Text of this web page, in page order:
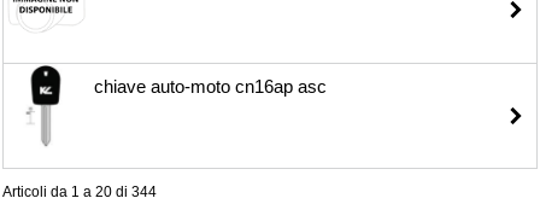
chiave auto-moto cn16ap asc
Articoli da 1 a 20 di 344